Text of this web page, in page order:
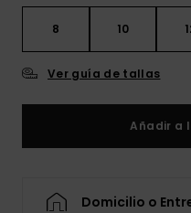
8 10
Ver guía de tallas
Añadir a
Domicilio o